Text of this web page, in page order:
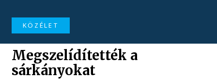
KÖZÉLET
Megszelídítették a
sárkányokat